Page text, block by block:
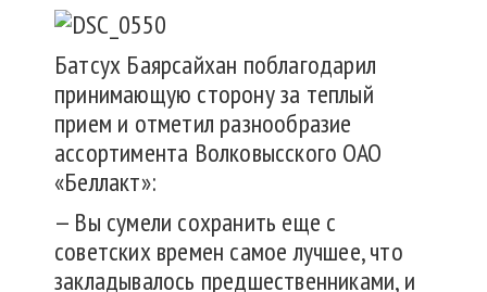
Батсух Баярсайхан поблагодарил
принимающую сторону за теплый
прием и отметил разнообразие
ассортимента Волковысского ОАО
«Беллакт»:
— Вы сумели сохранить еще с
советских времен самое лучшее, что
закладывалось предшественниками, и